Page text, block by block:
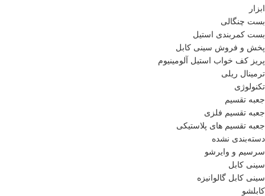
ابزار
بست چنگالی
بست کمربندی استیل
پخش و فروش سینی کابل
پريز كف خواب استيل آلومينيوم
ترمینال ریلی
تکنولوژی
جعبه تقسیم
جعبه تقسیم فلزی
جعبه تقسیم های پلاستیکی
دسته‌بندی نشده
سرسیم و وایرشو
سینی کابل
سینی کابل گالوانیزه
کابلشو